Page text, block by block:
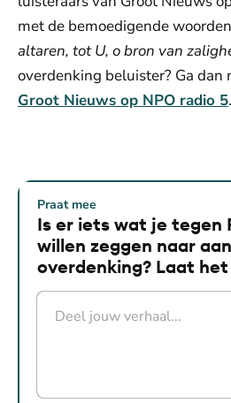
met de bemoedigende
altaren, tot U, o bron van
overdenking beluister? Ga dan
Groot Nieuws op NPO radio 5.
De weergave van deze
Praat mee
Is er iets wat je tegen
willen zeggen naar
overdenking? Laat